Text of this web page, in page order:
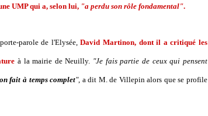
UMP qui a, selon lui, "a perdu son rôle fondamental".
parole de l'Elysée,David Martinon, dont il a critiqué les
à la mairie de Neuilly. "Je fais partie de ceux qui pensent
fait à temps complet", a dit M. de Villepin alors que se profile